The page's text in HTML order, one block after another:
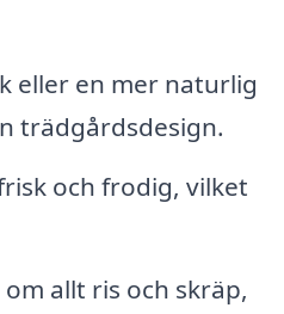
eller en mer naturlig
trädgårdsdesign.
och frodig, vilket
allt ris och skräp,